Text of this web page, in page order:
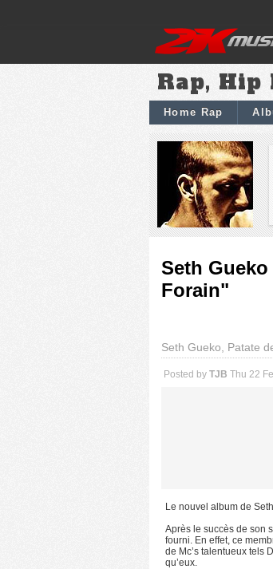
Rap, Hip
Home Rap
Seth
Forain"
Seth Gueko, Patate
Posted by TJB Thu 22
Le nouvel album de
Après le succès de son
fourni. En effet, ce
de Mc’s talentueux tels
qu’eux.